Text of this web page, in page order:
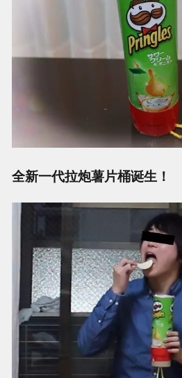
全新一代拉炮薯片桶诞生！